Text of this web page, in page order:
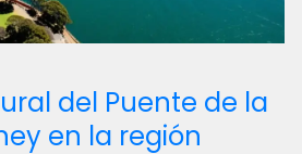
del Puente de la
en la región